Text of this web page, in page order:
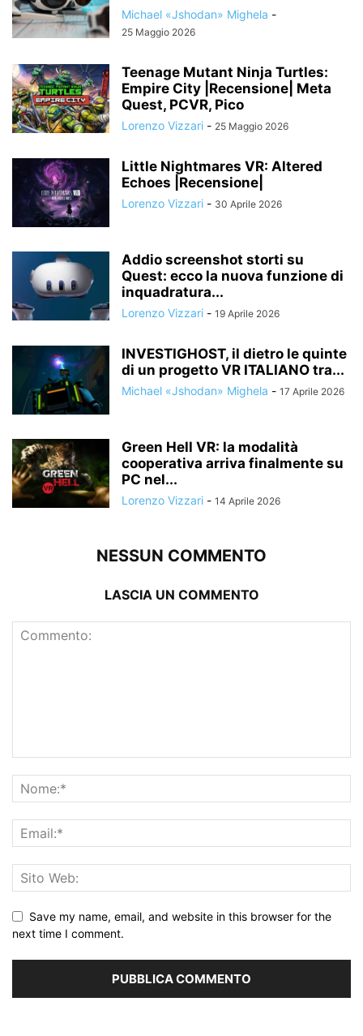
Michael «Jshodan» Mighela -
25 Maggio 2026
Teenage Mutant Ninja Turtles:
Empire City |Recensione| Meta
Quest, PCVR, Pico
Lorenzo Vizzari - 25 Maggio 2026
Little Nightmares VR: Altered
Echoes |Recensione|
Lorenzo Vizzari - 30 Aprile 2026
Addio screenshot storti su
Quest: ecco la nuova funzione di
inquadratura...
Lorenzo Vizzari - 19 Aprile 2026
INVESTIGHOST, il dietro le quinte
di un progetto VR ITALIANO tra...
Michael «Jshodan» Mighela - 17 Aprile 2026
Green Hell VR: la modalità
cooperativa arriva finalmente su
PC nel...
Lorenzo Vizzari - 14 Aprile 2026
NESSUN COMMENTO
LASCIA UN COMMENTO
Save my name, email, and website in this browser for the
next time I comment.